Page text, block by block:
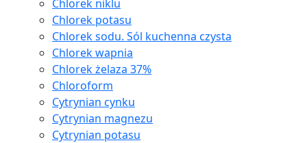
Chlorek niklu
Chlorek potasu
Chlorek sodu. Sól kuchenna czysta
Chlorek wapnia
Chlorek żelaza 37%
Chloroform
Cytrynian cynku
Cytrynian magnezu
Cytrynian potasu